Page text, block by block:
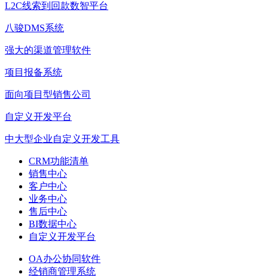
L2C线索到回款数智平台
八骏DMS系统
强大的渠道管理软件
项目报备系统
面向项目型销售公司
自定义开发平台
中大型企业自定义开发工具
CRM功能清单
销售中心
客户中心
业务中心
售后中心
BI数据中心
自定义开发平台
OA办公协同软件
经销商管理系统